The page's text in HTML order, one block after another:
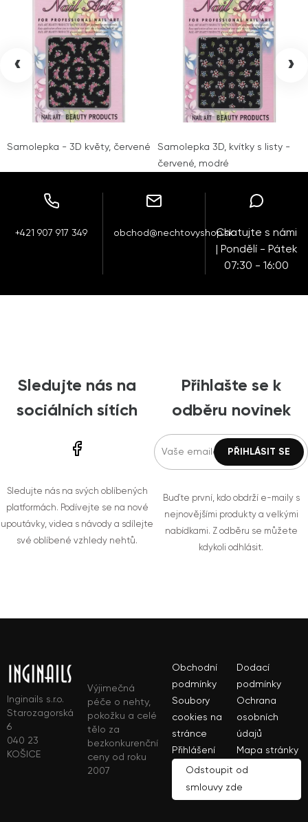
Samolepka - 3D květy, červené
Samolepka 3D, kvítky s listy -
červené, modré
‹ ›
+421 907 917 349 obchod@nechtovyshop.skChatujte s námi
| Pondělí - Pátek
07:30 - 16:00
Sledujte nás na
sociálních sítích
Sledujte nás na svých oblíbených
platformách. Podívejte se na nové
upoutávky, videa s návody a sdílejte
své oblíbené vzhledy nehtů.
Přihlašte se k
odběru novinek
Buďte první, kdo obdrží e-maily s
nejnovějšími produkty a velkými
nabídkami. Z odběru se můžete
kdykoli odhlásit.
Inginails s.r.o.
Starozagorská
6
040 23
KOŠICE
Výjimečná
péče o nehty,
pokožku a celé
tělo za
bezkonkurenční
ceny od roku
2007
Obchodní
podmínky
Dodací
podmínky
Soubory
cookies na
stránce
Ochrana
osobních
údajů
Přihlášení
Mapa stránky
Odstoupit od
smlouvy zde